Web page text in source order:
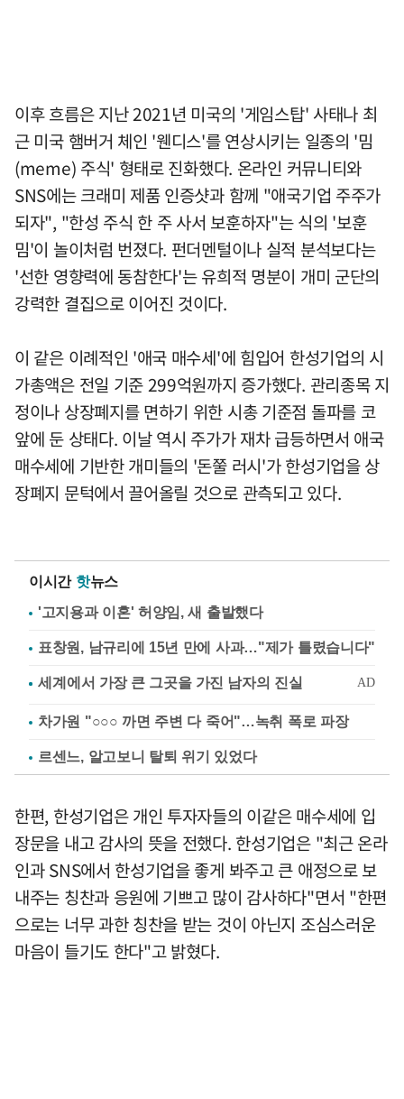
이후 흐름은 지난 2021년 미국의 '게임스탑' 사태나 최
근 미국 햄버거 체인 '웬디스'를 연상시키는 일종의 '밈
(meme) 주식' 형태로 진화했다. 온라인 커뮤니티와
SNS에는 크래미 제품 인증샷과 함께 "애국기업 주주가
되자", "한성 주식 한 주 사서 보훈하자"는 식의 '보훈
밈'이 놀이처럼 번졌다. 펀더멘털이나 실적 분석보다는
'선한 영향력에 동참한다'는 유희적 명분이 개미 군단의
강력한 결집으로 이어진 것이다.
이 같은 이례적인 '애국 매수세'에 힘입어 한성기업의 시
가총액은 전일 기준 299억원까지 증가했다. 관리종목 지
정이나 상장폐지를 면하기 위한 시총 기준점 돌파를 코
앞에 둔 상태다. 이날 역시 주가가 재차 급등하면서 애국
매수세에 기반한 개미들의 '돈쭐 러시'가 한성기업을 상
장폐지 문턱에서 끌어올릴 것으로 관측되고 있다.
이시간 핫뉴스
'고지용과 이혼' 허양임, 새 출발했다
표창원, 남규리에 15년 만에 사과…"제가 틀렸습니다"
차가원 "○○○ 까면 주변 다 죽어"…녹취 폭로 파장
르센느, 알고보니 탈퇴 위기 있었다
한편, 한성기업은 개인 투자자들의 이같은 매수세에 입
장문을 내고 감사의 뜻을 전했다. 한성기업은 "최근 온라
인과 SNS에서 한성기업을 좋게 봐주고 큰 애정으로 보
내주는 칭찬과 응원에 기쁘고 많이 감사하다"면서 "한편
으로는 너무 과한 칭찬을 받는 것이 아닌지 조심스러운
마음이 들기도 한다"고 밝혔다.